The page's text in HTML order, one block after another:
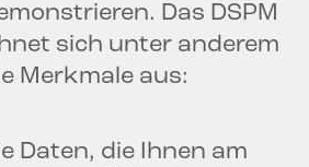
Das DSPM
sich unter anderem
Merkmale aus:
Daten, die Ihnen am